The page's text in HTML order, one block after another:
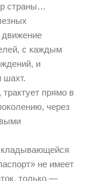
страны…
движение
с каждым
и
шахт.
прямо в
через
не имеет
только —